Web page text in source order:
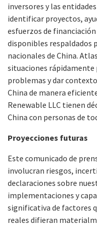
inversores y las
identificar proyectos,
esfuerzos de
disponibles respaldados
nacionales de China.
situaciones rápidamente
problemas y dar
China de manera
Renewable LLC tienen
China con personas de
Proyecciones futuras
Este comunicado de
involucran riesgos,
declaraciones sobre
implementaciones y
significativa de factores
reales difieran